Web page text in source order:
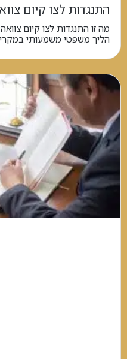
התנגדות לצו קיום
מה זו התנגדות לצו קיום
הליך משפטי משמעותי